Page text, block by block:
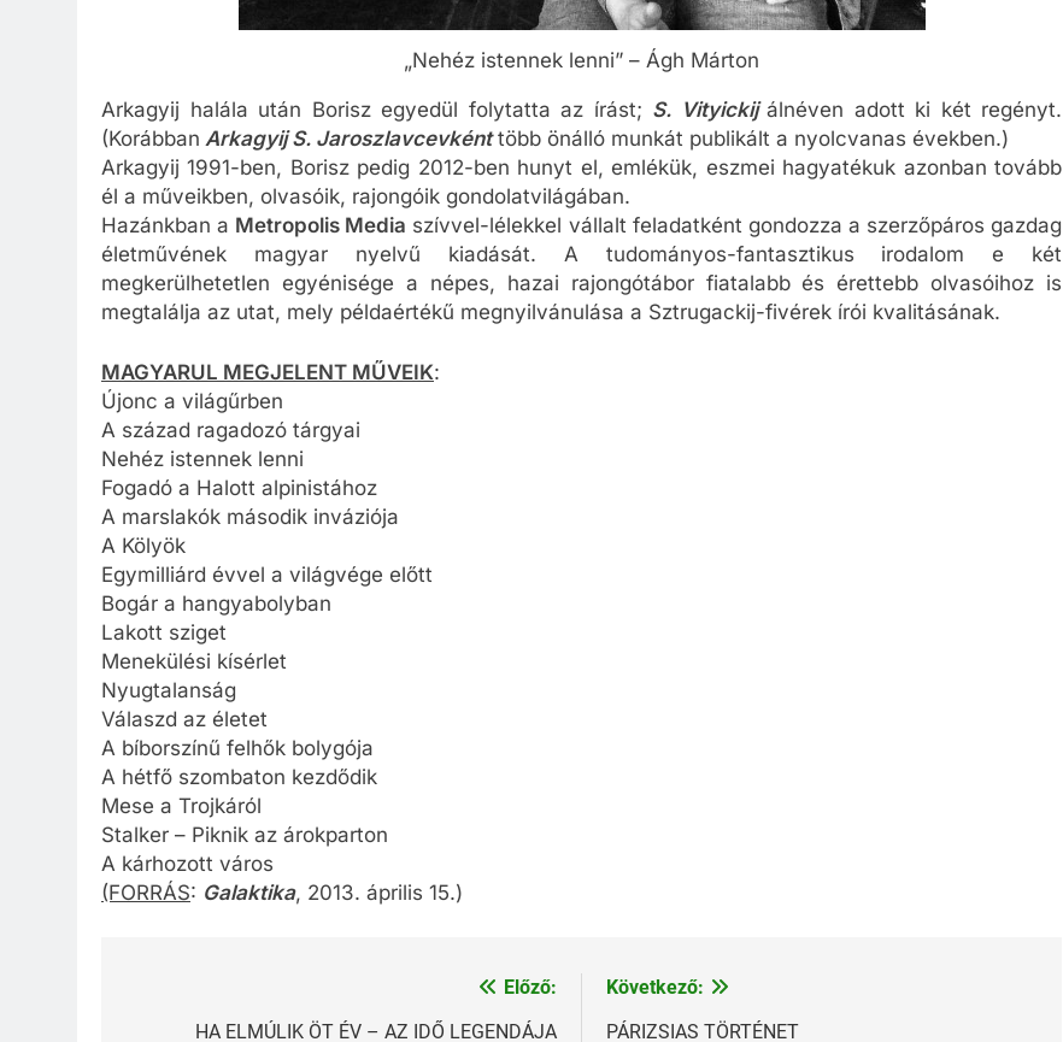
„Nehéz istennek lenni” – Ágh Márton
Arkagyij halála után Borisz egyedül folytatta az írást; S. Vityickijálnéven adott ki két regényt.
(Korábban ArkagyijS. Jaroszlavcevkénttöbb önálló munkát publikált a nyolcvanas években.)
Arkagyij 1991-ben, Borisz pedig 2012-ben hunyt el, emlékük, eszmei hagyatékuk azonban tovább
él a műveikben, olvasóik, rajongóik gondolatvilágában.
Hazánkban a Metropolis Media szívvel-lélekkel vállalt feladatként gondozza a szerzőpáros gazdag
életművének magyar nyelvű kiadását. A tudományos-fantasztikus irodalom e két
megkerülhetetlen egyénisége a népes, hazai rajongótábor fiatalabb és érettebb olvasóihoz is
megtalálja az utat, mely példaértékű megnyilvánulása a Sztrugackij-fivérek írói kvalitásának.
MAGYARUL MEGJELENT MŰVEIK:
Újonc a világűrben
A század ragadozó tárgyai
Nehéz istennek lenni
Fogadó a Halott alpinistához
A marslakók második inváziója
A Kölyök
Egymilliárd évvel a világvége előtt
Bogár a hangyabolyban
Lakott sziget
Menekülési kísérlet
Nyugtalanság
Válaszd az életet
A bíborszínű felhők bolygója
A hétfő szombaton kezdődik
Mese a Trojkáról
Stalker – Piknik az árokparton
A kárhozott város
(FORRÁS: Galaktika, 2013. április 15.)
Előző:
HA ELMÚLIK ÖT ÉV – AZ IDŐ LEGENDÁJA
Következő:
PÁRIZSIAS TÖRTÉNET